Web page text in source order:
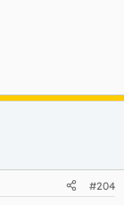
#204